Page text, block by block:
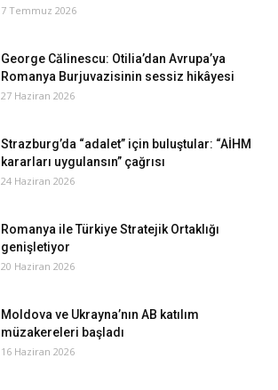
7 Temmuz 2026
George Călinescu: Otilia’dan Avrupa’ya
Romanya Burjuvazisinin sessiz hikâyesi
27 Haziran 2026
Strazburg’da “adalet” için buluştular: “AİHM
kararları uygulansın” çağrısı
24 Haziran 2026
Romanya ile Türkiye Stratejik Ortaklığı
genişletiyor
20 Haziran 2026
Moldova ve Ukrayna’nın AB katılım
müzakereleri başladı
16 Haziran 2026